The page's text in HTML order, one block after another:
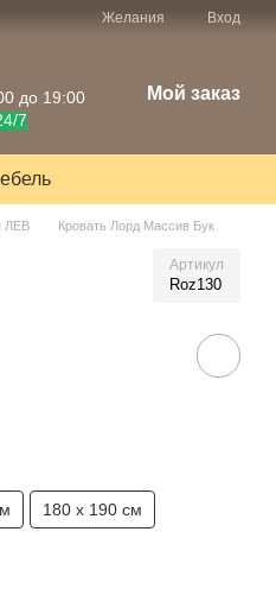
Желания Вход
до 19:00
7
Мой заказ
ЛЕВ Кровать Лорд Массив Бук
Артикул
Roz130
180 х 190 см